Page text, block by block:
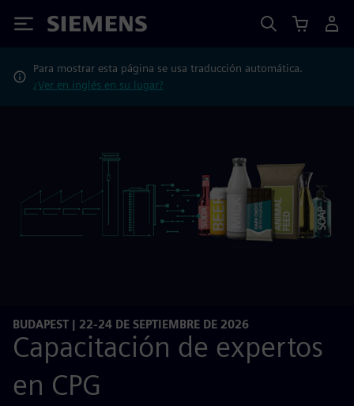
Siemens
Para mostrar esta página se usa traducción automática.
¿Ver en inglés en su lugar?
BUDAPEST | 22-24 DE SEPTIEMBRE DE 2026
Capacitación de expertos
en CPG